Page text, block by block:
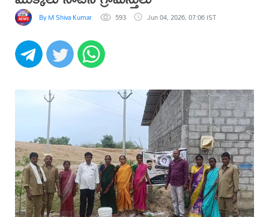
By M Shiva Kumar 593 Jun 04, 2026, 07:06 IST